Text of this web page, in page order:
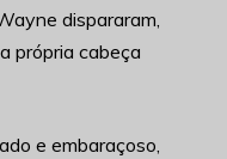
dispararam,
própria cabeça
e embaraçoso,